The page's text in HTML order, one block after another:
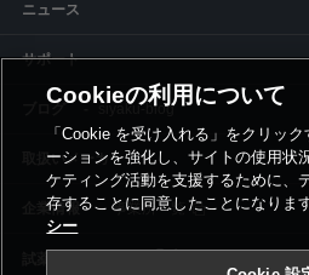
ニュース
サポート
siyaku-blog
取扱いメーカー
事業所一覧
Cookieの利用について
「Cookie を受け入れる」をクリッ
ーションを強化し、サイトの使用状
ケティング活動を支援するために、
存することに同意したことになりま
シー